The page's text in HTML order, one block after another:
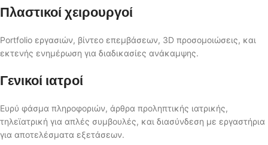
Πλαστικοί χειρουργοί
Portfolio εργασιών, βίντεο επεμβάσεων, 3D προσομοιώσεις, και
εκτενής ενημέρωση για διαδικασίες ανάκαμψης.
Γενικοί ιατροί
Ευρύ φάσμα πληροφοριών, άρθρα προληπτικής ιατρικής,
τηλεϊατρική για απλές συμβουλές, και διασύνδεση με εργαστήρια
για αποτελέσματα εξετάσεων.